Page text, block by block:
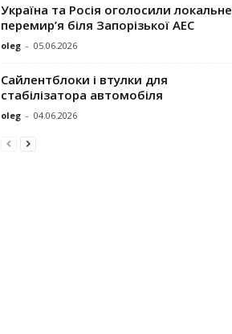
Україна та Росія оголосили локальне
перемир’я біля Запорізької АЕС
oleg - 05.06.2026
Сайлентблоки і втулки для
стабілізатора автомобіля
oleg - 04.06.2026